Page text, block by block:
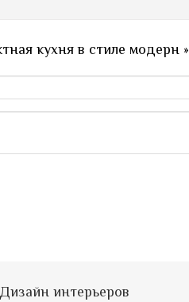
кухня в стиле модерн »
интерьеров